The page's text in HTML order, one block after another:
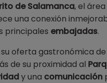
de Salamanca, el
una conexión
principales embajadas.
oferta gastronómica
de su proximidad al
y una comunicación